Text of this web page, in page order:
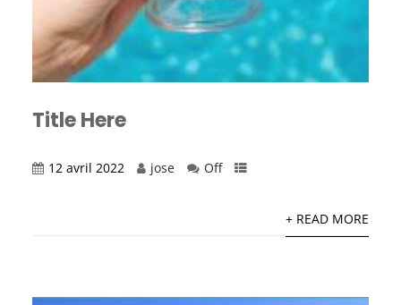
Title Here
12 avril 2022 jose Off
+ READ MORE